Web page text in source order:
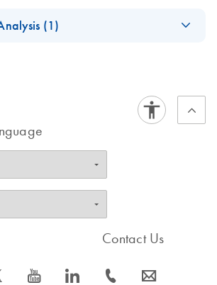
(1)
s icon_0077_youtube-s icon_0066_linkedin-s
Contact Us
icon_0072_phone-s icon_0063_envelope-s